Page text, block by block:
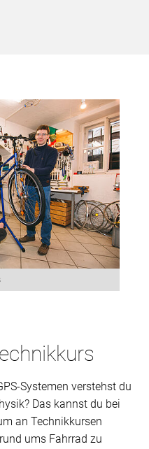
Systemen verstehst du
Das kannst du bei
an Technikkursen
ums Fahrrad zu